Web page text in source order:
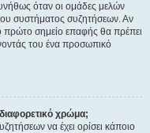
όταν οι ομάδες μελών
συστήματος συζητήσεων. Αν
πρώτο σημείο επαφής θα πρέπει
του ένα προσωπικό
διαφορετικό χρώμα;
να έχει ορίσει κάποιο